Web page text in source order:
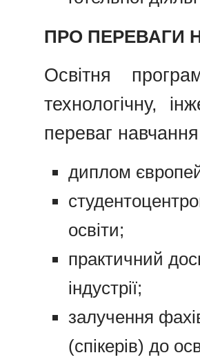
ПРО ПЕРЕВАГИ
Освітня
технологічну,
переваг
диплом
освіти;
практичний
індустрії;
залучення
(спікерів) до